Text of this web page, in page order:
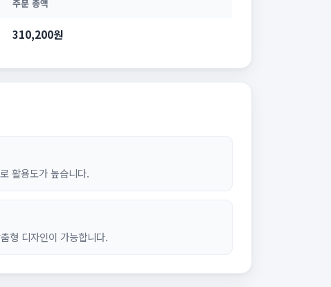
주문 총액
310,200원
활용도가 높습니다.
형 디자인이 가능합니다.